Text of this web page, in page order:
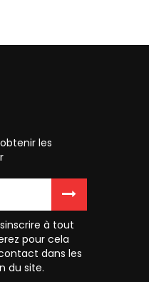
les
à tout
pour cela
dans les
du site.